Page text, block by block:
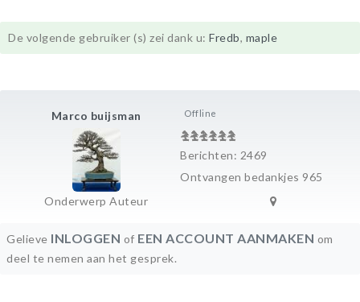
Marco buijsman
Onderwerp Auteur
Offline
Berichten: 2469
Ontvangen bedankjes 965
De volgende gebruiker (s) zei dank u: Fredb, maple
Gelieve INLOGGEN of EEN ACCOUNT AANMAKEN om
deel te nemen aan het gesprek.